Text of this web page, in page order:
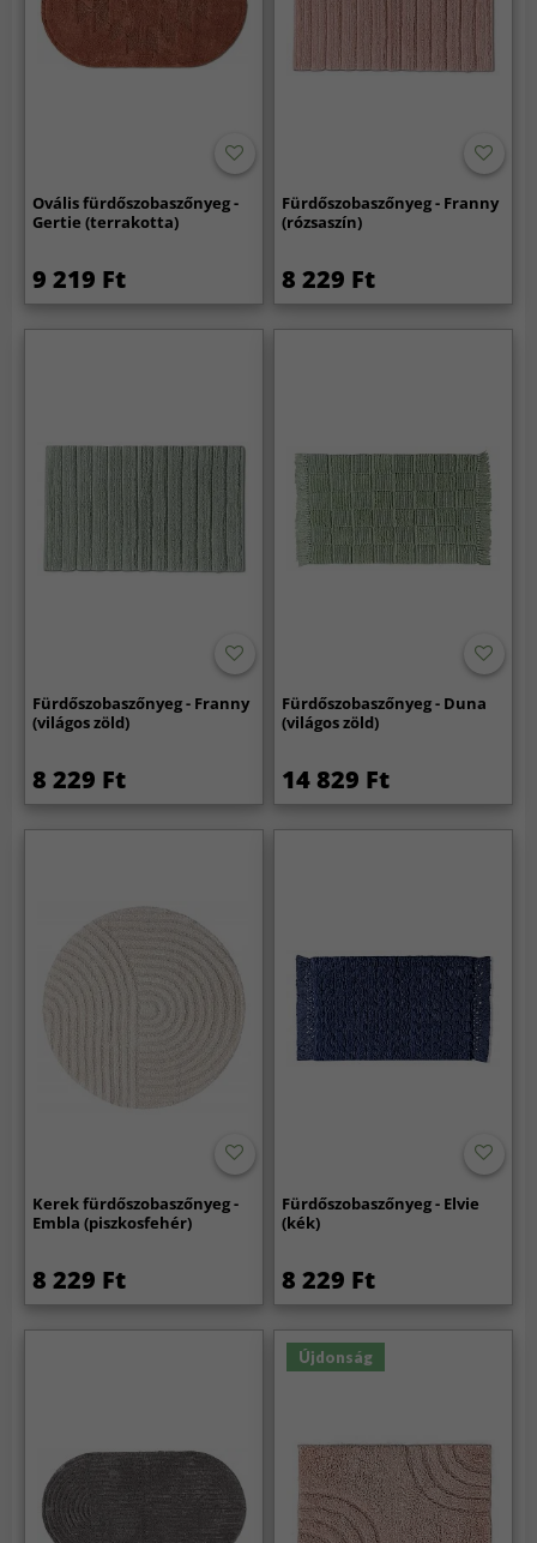
Ovális fürdőszobaszőnyeg -
Gertie (terrakotta)
9 219 Ft
Fürdőszobaszőnyeg - Franny
(rózsaszín)
8 229 Ft
Fürdőszobaszőnyeg - Franny
(világos zöld)
8 229 Ft
Fürdőszobaszőnyeg - Duna
(világos zöld)
14 829 Ft
Kerek fürdőszobaszőnyeg -
Embla (piszkosfehér)
8 229 Ft
Fürdőszobaszőnyeg - Elvie
(kék)
8 229 Ft
Újdonság